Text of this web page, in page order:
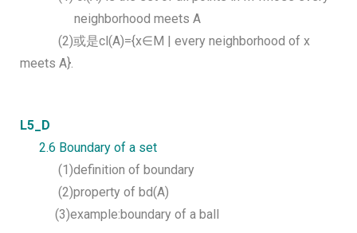
neighborhood meets A
(2)或是cl(A)={x∈M | every neighborhood of x
meets A}
L5_D
2.6 Boundary of a set
(1)definition of boundary
(2)property of bd(A)
(3)example:boundary of a ball